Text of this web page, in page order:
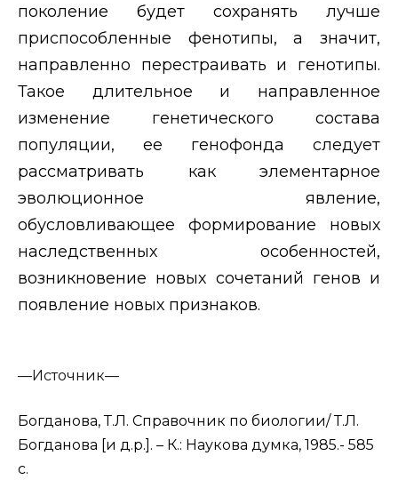
поколение будет сохранять лучше
приспособленные фенотипы, а значит,
направленно перестраивать и генотипы.
Такое длительное и направленное
изменение генетического состава
популяции, ее генофонда следует
рассматривать как элементарное
эволюционное явление,
обусловливающее формирование новых
наследственных особенностей,
возникновение новых сочетаний генов и
появление новых признаков.
—Источник—
Богданова, Т.Л. Справочник по биологии/ Т.Л.
Богданова [и д.р.]. – К.: Наукова думка, 1985.- 585
с.